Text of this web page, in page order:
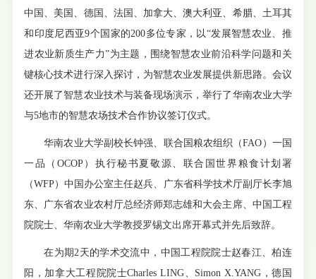
中国、美国、德国、法国、加拿大、澳大利亚、希腊、土耳其
和印度尼西亚9个国家的200多位专家，以“发展智慧农业、推
进农业新质生产力”为主题，围绕智慧农业前沿科学问题和关
键核心技术进行深入探讨，为智慧农业发展提供新思路。会议
还开展了智慧农业技术与装备现场演示，举行了华南农业大学
与5地市的智慧农场技术合作协议签订仪式。
华南农业大学副校长钟强、联合国粮农组织（FAO）一国
一品（OCOP）执行秘书夏敬源、联合国世界粮食计划署
（WFP）中国办公室主任赵兵、广东省科学技术厅副厅长李旭
东、广东省农业农村厅总经济师郑志雄和大会主席、中国工程
院院士、华南农业大学教授罗锡文出席开幕式并先后致辞。
在为期2天的学术交流中，中国工程院院士赵春江、柏连
阳，加拿大工程院院士Charles LING、Simon X.YANG，德国